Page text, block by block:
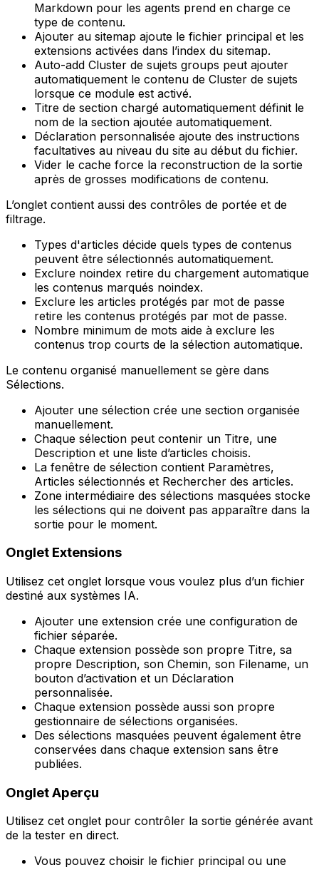
Markdown pour les agents prend en charge ce
type de contenu.
Ajouter au sitemap ajoute le fichier principal et les
extensions activées dans l’index du sitemap.
Auto-add Cluster de sujets groups peut ajouter
automatiquement le contenu de Cluster de sujets
lorsque ce module est activé.
Titre de section chargé automatiquement définit le
nom de la section ajoutée automatiquement.
Déclaration personnalisée ajoute des instructions
facultatives au niveau du site au début du fichier.
Vider le cache force la reconstruction de la sortie
après de grosses modifications de contenu.
L’onglet contient aussi des contrôles de portée et de
filtrage.
Types d'articles décide quels types de contenus
peuvent être sélectionnés automatiquement.
Exclure noindex retire du chargement automatique
les contenus marqués noindex.
Exclure les articles protégés par mot de passe
retire les contenus protégés par mot de passe.
Nombre minimum de mots aide à exclure les
contenus trop courts de la sélection automatique.
Le contenu organisé manuellement se gère dans
Sélections.
Ajouter une sélection crée une section organisée
manuellement.
Chaque sélection peut contenir un Titre, une
Description et une liste d’articles choisis.
La fenêtre de sélection contient Paramètres,
Articles sélectionnés et Rechercher des articles.
Zone intermédiaire des sélections masquées stocke
les sélections qui ne doivent pas apparaître dans la
sortie pour le moment.
Onglet Extensions
Utilisez cet onglet lorsque vous voulez plus d’un fichier
destiné aux systèmes IA.
Ajouter une extension crée une configuration de
fichier séparée.
Chaque extension possède son propre Titre, sa
propre Description, son Chemin, son Filename, un
bouton d’activation et un Déclaration
personnalisée.
Chaque extension possède aussi son propre
gestionnaire de sélections organisées.
Des sélections masquées peuvent également être
conservées dans chaque extension sans être
publiées.
OngletAperçu
Utilisez cet onglet pour contrôler la sortie générée avant
de la tester en direct.
Vous pouvez choisir le fichier principal ou une